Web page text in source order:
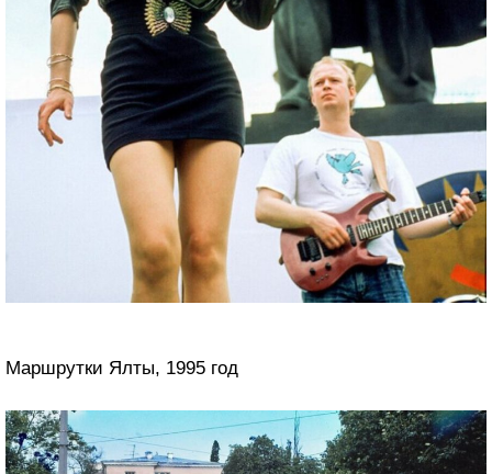
Маршрутки Ялты, 1995 год